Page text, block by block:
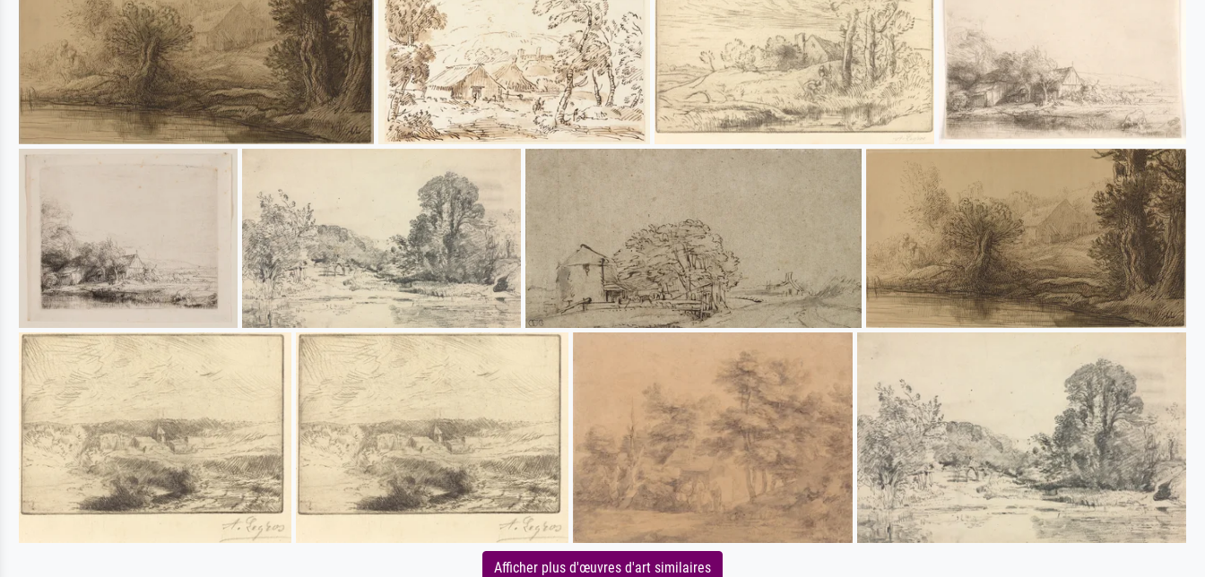
Afficher plus d'œuvres d'art similaires